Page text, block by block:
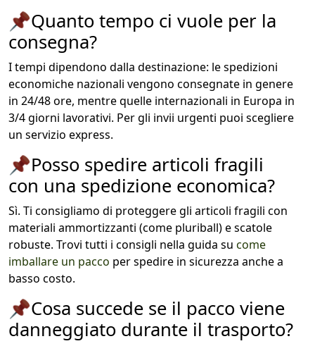
📌Quanto tempo ci vuole per la
consegna?
I tempi dipendono dalla destinazione: le spedizioni
economiche nazionali vengono consegnate in genere
in 24/48 ore, mentre quelle internazionali in Europa in
3/4 giorni lavorativi. Per gli invii urgenti puoi scegliere
un servizio express.
📌Posso spedire articoli fragili
con una spedizione economica?
Sì. Ti consigliamo di proteggere gli articoli fragili con
materiali ammortizzanti (come pluriball) e scatole
robuste. Trovi tutti i consigli nella guida su come
imballare un pacco per spedire in sicurezza anche a
basso costo.
📌Cosa succede se il pacco viene
danneggiato durante il trasporto?